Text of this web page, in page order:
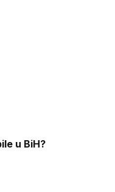
u BiH?